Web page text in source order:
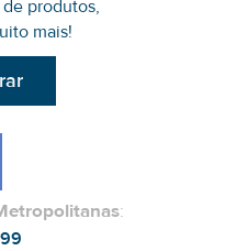
produtos,
mais!
: